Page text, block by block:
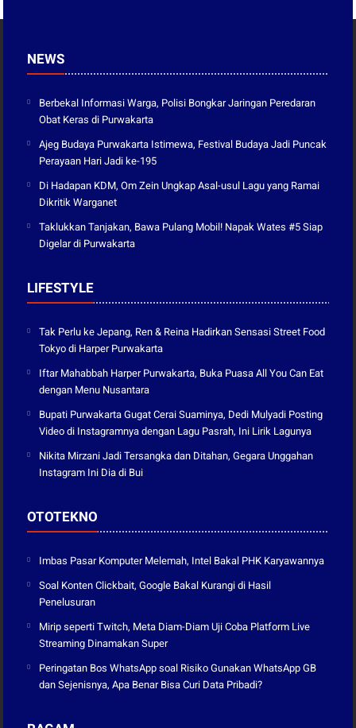
NEWS
Berbekal Informasi Warga, Polisi Bongkar Jaringan Peredaran
Obat Keras di Purwakarta
Ajeg Budaya Purwakarta Istimewa, Festival Budaya Jadi Puncak
Perayaan Hari Jadi ke-195
Di Hadapan KDM, Om Zein Ungkap Asal-usul Lagu yang Ramai
Dikritik Warganet
Taklukkan Tanjakan, Bawa Pulang Mobil! Napak Wates #5 Siap
Digelar di Purwakarta
LIFESTYLE
Tak Perlu ke Jepang, Ren & Reina Hadirkan Sensasi Street Food
Tokyo di Harper Purwakarta
Iftar Mahabbah Harper Purwakarta, Buka Puasa All You Can Eat
dengan Menu Nusantara
Bupati Purwakarta Gugat Cerai Suaminya, Dedi Mulyadi Posting
Video di Instagramnya dengan Lagu Pasrah, Ini Lirik Lagunya
Nikita Mirzani Jadi Tersangka dan Ditahan, Gegara Unggahan
Instagram Ini Dia di Bui
OTOTEKNO
Imbas Pasar Komputer Melemah, Intel Bakal PHK Karyawannya
Soal Konten Clickbait, Google Bakal Kurangi di Hasil
Penelusuran
Mirip seperti Twitch, Meta Diam-Diam Uji Coba Platform Live
Streaming Dinamakan Super
Peringatan Bos WhatsApp soal Risiko Gunakan WhatsApp GB
dan Sejenisnya, Apa Benar Bisa Curi Data Pribadi?